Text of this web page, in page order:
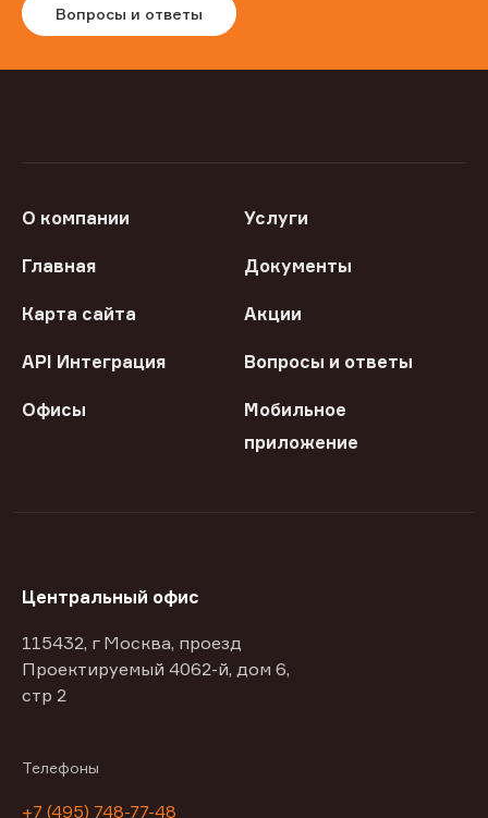
Вопросы и ответы
О компании Услуги
Главная Документы
Карта сайта Акции
API Интеграция Вопросы и ответы
Офисы
Мобильное
приложение
Центральный офис
115432, г Москва, проезд
Проектируемый 4062-й, дом 6,
стр 2
Телефоны
+7 (495) 748-77-48